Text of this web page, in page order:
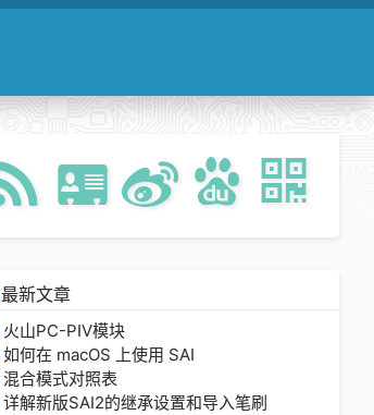
最新文章
火山PC-PIV模块
如何在 macOS 上使用 SAI
混合模式对照表
详解新版SAI2的继承设置和导入笔刷